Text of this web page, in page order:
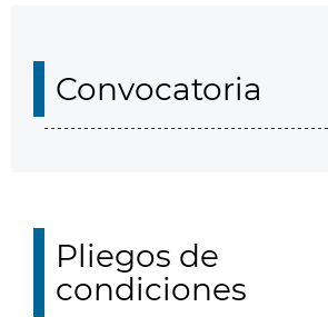
Convocatoria
Pliegos de
condiciones